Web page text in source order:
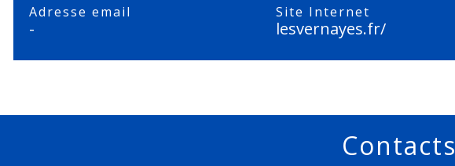
Adresse email
-
Site Internet
lesvernayes.fr/
Contacts